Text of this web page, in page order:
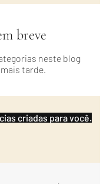
breve
neste blog
tarde.
criadas para você.